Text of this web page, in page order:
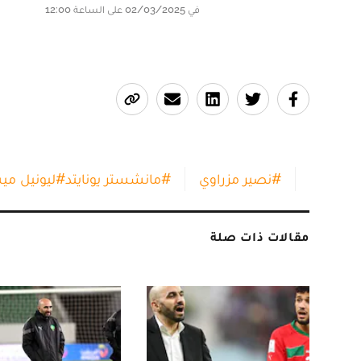
في 02/03/2025 على الساعة 12:00
#نصير مزراوي #مانشستر يونايتد#ليونيل
مقالات ذات صلة